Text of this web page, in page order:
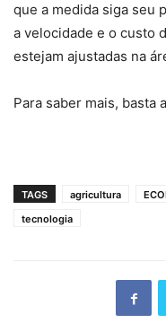
que a medida siga seu
a velocidade e o custo
estejam ajustadas na
Para saber mais, basta
TAGS agricultura
tecnologia